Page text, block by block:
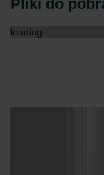
Zehnder Group
Zehnder Group
Zehnder Group İç
Zehnder Group
Zehnder Group
Pliki do
loading...